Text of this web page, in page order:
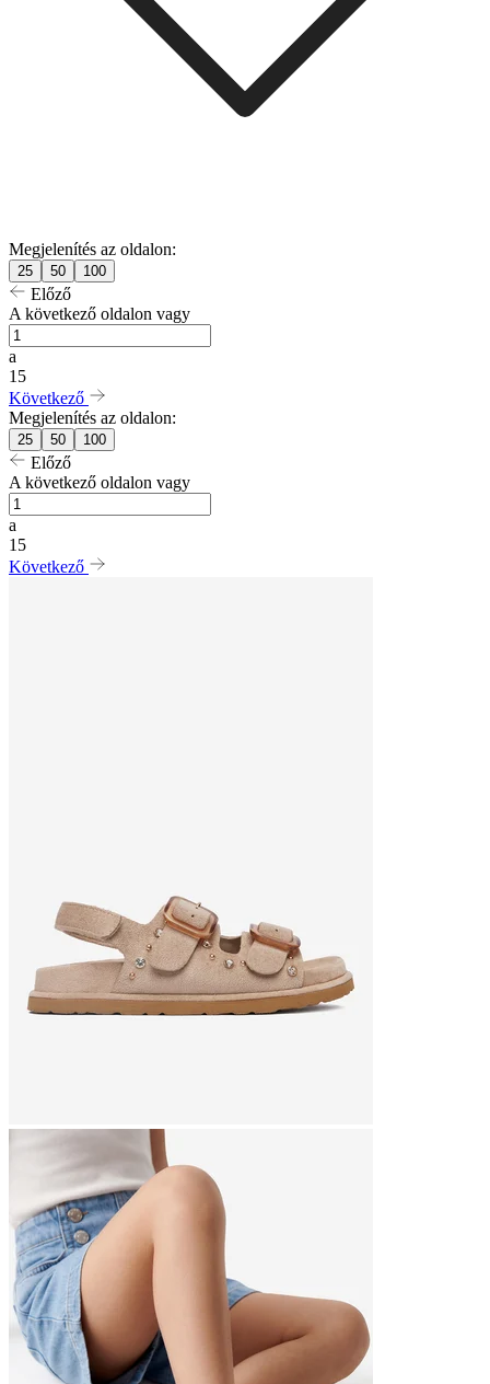
Megjelenítés az oldalon:
25 50 100
Előző
A következő oldalon vagy
a
15
Következő
Megjelenítés az oldalon:
25 50 100
Előző
A következő oldalon vagy
a
15
Következő